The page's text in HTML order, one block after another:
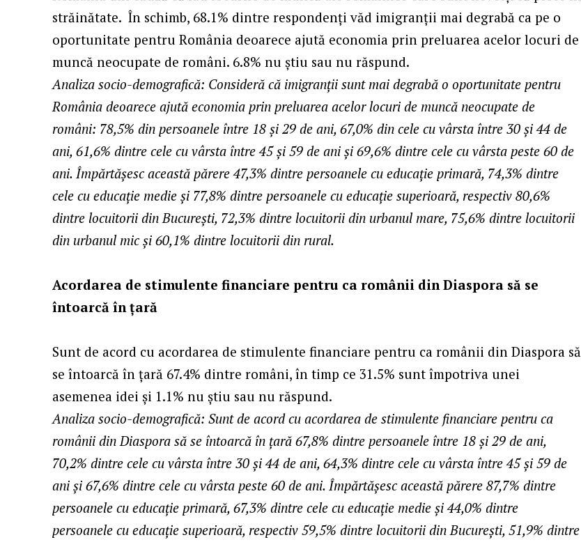
străinătate. În schimb, 68.1% dintre respondenți văd imigranții mai degrabă ca pe o
oportunitate pentru România deoarece ajută economia prin preluarea acelor locuri de
muncă neocupate de români. 6.8% nu știu sau nu răspund.
Analiza socio-demografică: Consideră că imigranții sunt mai degrabă o oportunitate pentru
România deoarece ajută economia prin preluarea acelor locuri de muncă neocupate de
români: 78,5% din persoanele între 18 și 29 de ani, 67,0% din cele cu vârsta între 30 și 44 de
ani, 61,6% dintre cele cu vârsta între 45 și 59 de ani și 69,6% dintre cele cu vârsta peste 60 de
ani. Împărtășesc această părere 47,3% dintre persoanele cu educație primară, 74,3% dintre
cele cu educație medie și 77,8% dintre persoanele cu educație superioară, respectiv 80,6%
dintre locuitorii din București, 72,3% dintre locuitorii din urbanul mare, 75,6% dintre locuitorii
din urbanul mic și 60,1% dintre locuitorii din rural.
Acordarea de stimulente financiare pentru ca românii din Diaspora să se
întoarcă în țară
Sunt de acord cu acordarea de stimulente financiare pentru ca românii din Diaspora să
se întoarcă în țară 67.4% dintre români, în timp ce 31.5% sunt împotriva unei
asemenea idei și 1.1% nu știu sau nu răspund.
Analiza socio-demografică: Sunt de acord cu acordarea de stimulente financiare pentru ca
românii din Diaspora să se întoarcă în țară 67,8% dintre persoanele între 18 și 29 de ani,
70,2% dintre cele cu vârsta între 30 și 44 de ani, 64,3% dintre cele cu vârsta între 45 și 59 de
ani și 67,6% dintre cele cu vârsta peste 60 de ani. Împărtășesc această părere 87,7% dintre
persoanele cu educație primară, 67,3% dintre cele cu educație medie și 44,0% dintre
persoanele cu educație superioară, respectiv 59,5% dintre locuitorii din București, 51,9% dintre